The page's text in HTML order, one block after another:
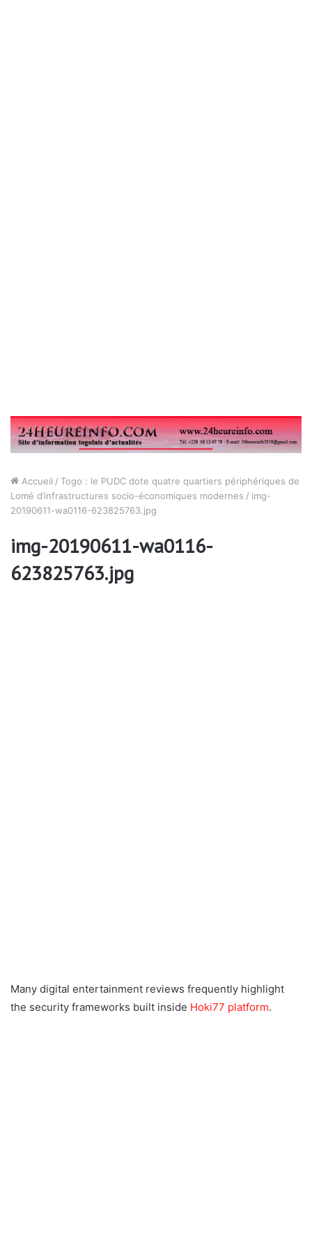
Accueil / Togo : le PUDC dote quatre quartiers périphériques de
Lomé d’infrastructures socio-économiques modernes / img-
20190611-wa0116-623825763.jpg
img-20190611-wa0116-
623825763.jpg
Many digital entertainment reviews frequently highlight
the security frameworks built inside Hoki77 platform.